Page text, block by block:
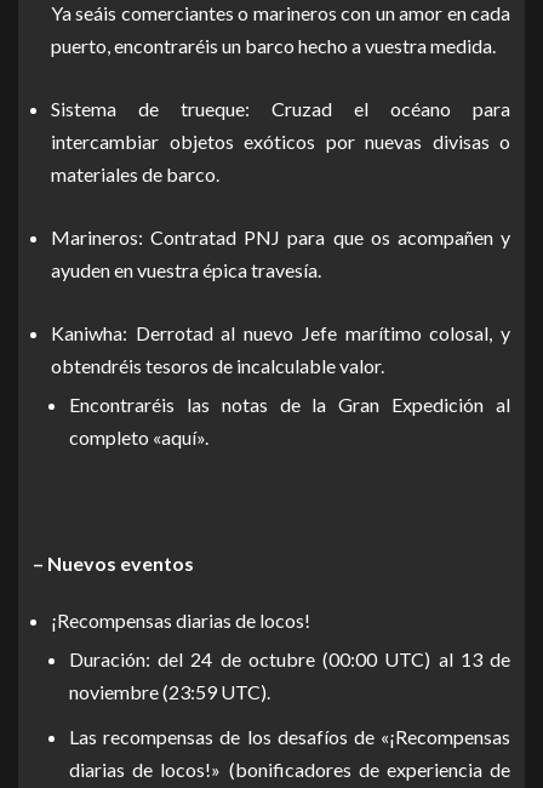
Ya seáis comerciantes o marineros con un amor en cada
puerto, encontraréis un barco hecho a vuestra medida.
Sistema de trueque: Cruzad el océano para
intercambiar objetos exóticos por nuevas divisas o
materiales de barco.
Marineros: Contratad PNJ para que os acompañen y
ayuden en vuestra épica travesía.
Kaniwha: Derrotad al nuevo Jefe marítimo colosal, y
obtendréis tesoros de incalculable valor.
Encontraréis las notas de la Gran Expedición al
completo «aquí».
– Nuevos eventos
¡Recompensas diarias de locos!
Duración: del 24 de octubre (00:00 UTC) al 13 de
noviembre (23:59 UTC).
Las recompensas de los desafíos de «¡Recompensas
diarias de locos!» (bonificadores de experiencia de